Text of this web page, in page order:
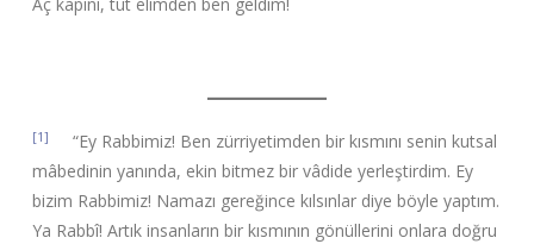
[1]
“Ey Rabbimiz! Ben zürriyetimden bir kısmını senin kutsal
mâbedinin yanında, ekin bitmez bir vâdide yerleştirdim. Ey
bizim Rabbimiz! Namazı gereğince kılsınlar diye böyle yaptım.
Ya Rabbî! Artık insanların bir kısmının gönüllerini onlara doğru